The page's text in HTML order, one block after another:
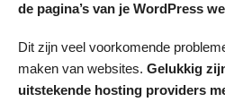
de pagina’s van je WordPress
Dit zijn veel voorkomende
maken van websites. Gelukkig
uitstekende hosting providers